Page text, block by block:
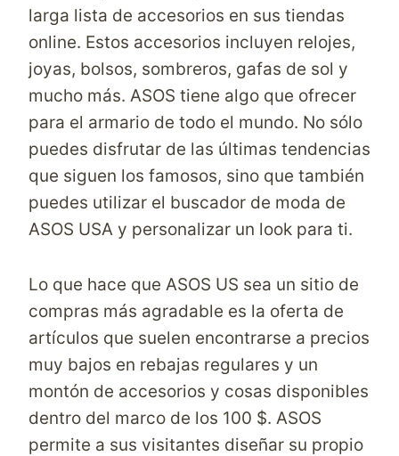
larga lista de accesorios en sus tiendas
online. Estos accesorios incluyen relojes,
joyas, bolsos, sombreros, gafas de sol y
mucho más. ASOS tiene algo que ofrecer
para el armario de todo el mundo. No sólo
puedes disfrutar de las últimas tendencias
que siguen los famosos, sino que también
puedes utilizar el buscador de moda de
ASOS USA y personalizar un look para ti.
Lo que hace que ASOS US sea un sitio de
compras más agradable es la oferta de
artículos que suelen encontrarse a precios
muy bajos en rebajas regulares y un
montón de accesorios y cosas disponibles
dentro del marco de los 100 $. ASOS
permite a sus visitantes diseñar su propio